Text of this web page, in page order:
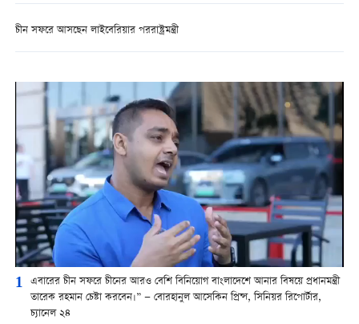
চীন সফরে আসছেন লাইবেরিয়ার পররাষ্ট্রমন্ত্রী
1 এবারের চীন সফরে চীনের আরও বেশি বিনিয়োগ বাংলাদেশে আনার বিষয়ে প্রধানমন্ত্রী
তারেক রহমান চেষ্টা করবেন।” — বোরহানুল আসেকিন প্রিন্স, সিনিয়র রিপোর্টার,
চ্যানেল ২৪